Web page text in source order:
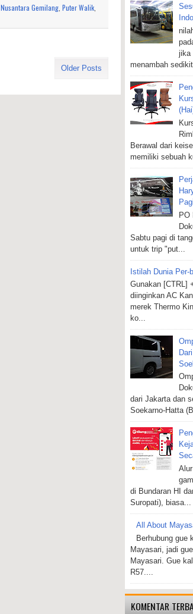
Nusantara Gemilang Puter Walik
Older Posts
jika
menambah
Berawal dari
memiliki sebuah
PO
Sabtu pagi di
untuk trip "put...
Istilah Dunia Per-
Gunakan [CTRL]
diinginkan AC
merek Thermo
ko...
dari Jakarta dan
Soekarno-Hatta
di Bundaran HI
Suropati), biasa...
All About
Berhubung gue
Mayasari, jadi
Mayasari. Gue
R57....
KOMENTAR